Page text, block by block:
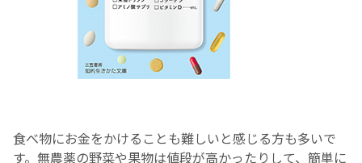
食べ物にお金をかけることも難しいと感じる方も多いで
す。無農薬の野菜や果物は値段が高かったりして、簡単に